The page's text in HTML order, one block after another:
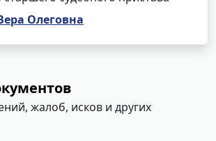
Олеговна
жалоб, исков и других